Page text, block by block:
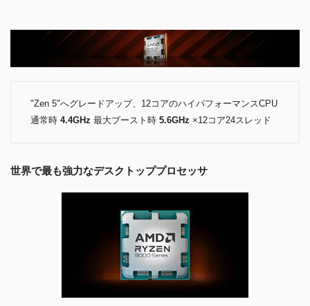
"Zen 5"へグレードアップ、12コアのハイパフォーマンスCPU
通常時 4.4GHz 最大ブースト時 5.6GHz ×12コア24スレッド
世界で最も強力なデスクトッププロセッサ